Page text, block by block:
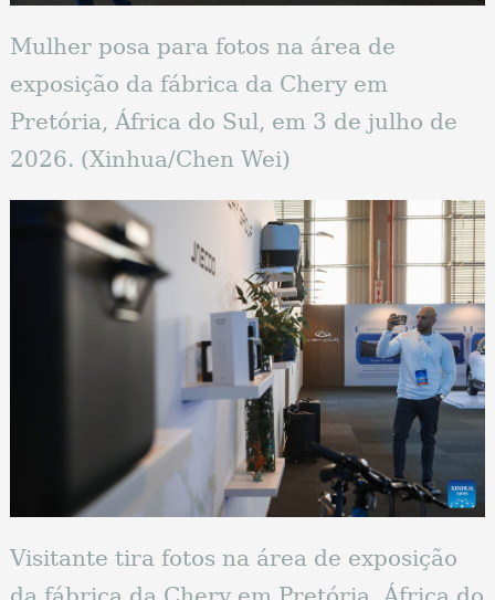
Mulher posa para fotos na área de
exposição da fábrica da Chery em
Pretória, África do Sul, em 3 de julho de
2026. (Xinhua/Chen Wei)
Visitante tira fotos na área de exposição